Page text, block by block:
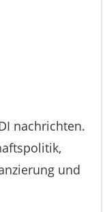
nachrichten.
und